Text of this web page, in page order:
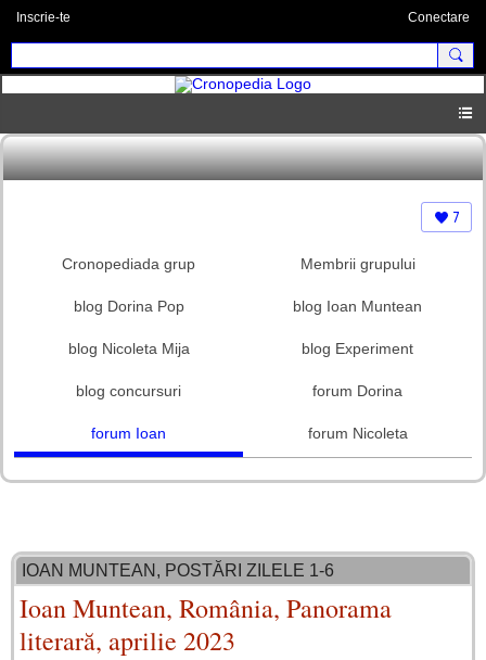
Inscrie-te Conectare
7
Cronopediada grup Membrii grupului
blog Dorina Pop blog Ioan Muntean
blog Nicoleta Mija blog Experiment
blog concursuri forum Dorina
forum Ioan forum Nicoleta
IOAN MUNTEAN, POSTĂRI ZILELE 1-6
Ioan Muntean, România, Panorama
literară, aprilie 2023